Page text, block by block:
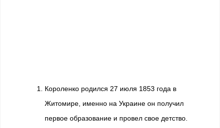
Короленко родился 27 июля 1853 года в
Житомире, именно на Украине он получил
первое образование и провел свое детство.